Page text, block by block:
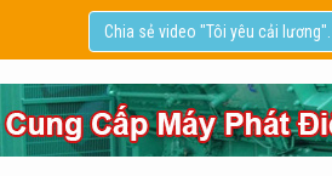
Chia sẻ video "Tôi yêu cải lương".